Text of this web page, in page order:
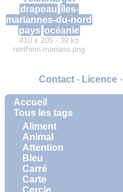
Accueil
Tous les tags
Aliment
Animal
Attention
Bleu
Carré
Carte
Cercle
drapeau îles-
mariannes-du-nord
pays océanie
410 x 205 - 39 ko
northern-mariana.png
Contact- Licence-